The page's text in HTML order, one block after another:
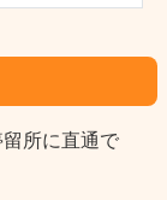
所に直通で